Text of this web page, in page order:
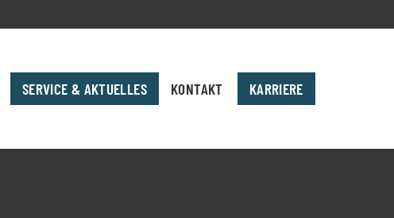
SERVICE & AKTUELLES
Steuern im Blick
KONTAKT KARRIERE
Auszubildende:r - Steuerfach­angestellte:r